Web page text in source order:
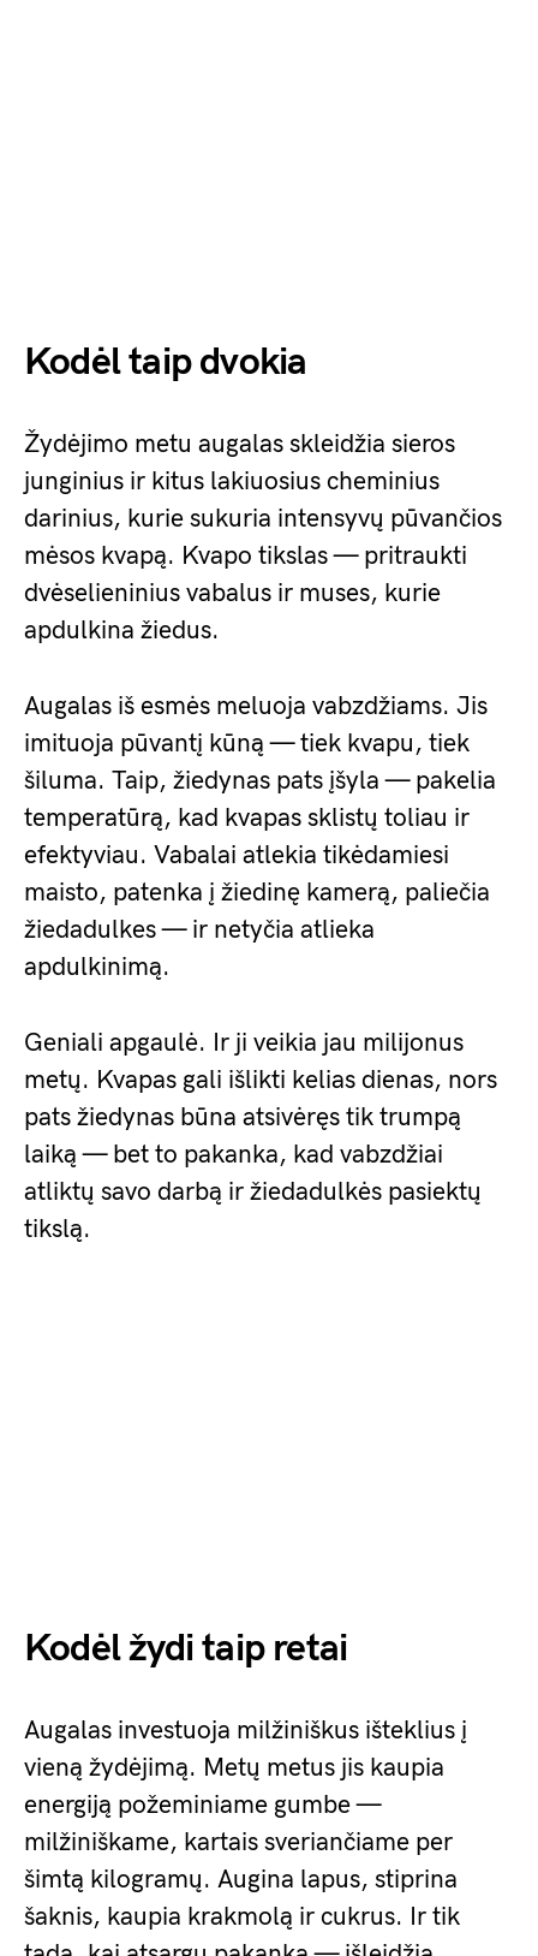
Kodėl taip dvokia
Žydėjimo metu augalas skleidžia sieros
junginius ir kitus lakiuosius cheminius
darinius, kurie sukuria intensyvų pūvančios
mėsos kvapą. Kvapo tikslas — pritraukti
dvėselieninius vabalus ir muses, kurie
apdulkina žiedus.
Augalas iš esmės meluoja vabzdžiams. Jis
imituoja pūvantį kūną — tiek kvapu, tiek
šiluma. Taip, žiedynas pats įšyla — pakelia
temperatūrą, kad kvapas sklistų toliau ir
efektyviau. Vabalai atlekia tikėdamiesi
maisto, patenka į žiedinę kamerą, paliečia
žiedadulkes — ir netyčia atlieka
apdulkinimą.
Geniali apgaulė. Ir ji veikia jau milijonus
metų. Kvapas gali išlikti kelias dienas, nors
pats žiedynas būna atsivėręs tik trumpą
laiką — bet to pakanka, kad vabzdžiai
atliktų savo darbą ir žiedadulkės pasiektų
tikslą.
Kodėl žydi taip retai
Augalas investuoja milžiniškus išteklius į
vieną žydėjimą. Metų metus jis kaupia
energiją požeminiame gumbe —
milžiniškame, kartais sveriančiame per
šimtą kilogramų. Augina lapus, stiprina
šaknis, kaupia krakmolą ir cukrus. Ir tik